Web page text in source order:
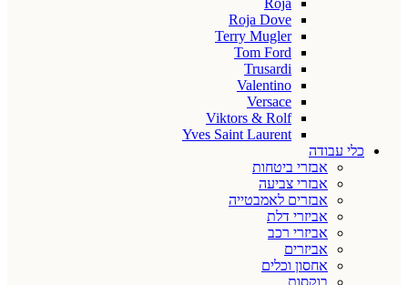
Roja
Roja Dove
Terry Mugler
Tom Ford
Trusardi
Valentino
Versace
Viktors & Rolf
Yves Saint Laurent
כלי עבודה
אבזרי ביטחות
אבזרי צביעה
אבזרים לאמבטייה
אביזרי דלת
אביזרי רכב
אביזרים
אחסון וכלים
בוקסות